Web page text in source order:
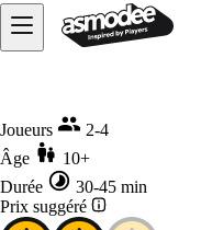
Joueurs
2-4
Âge
10+
Durée
30-45 min
Prix suggéré